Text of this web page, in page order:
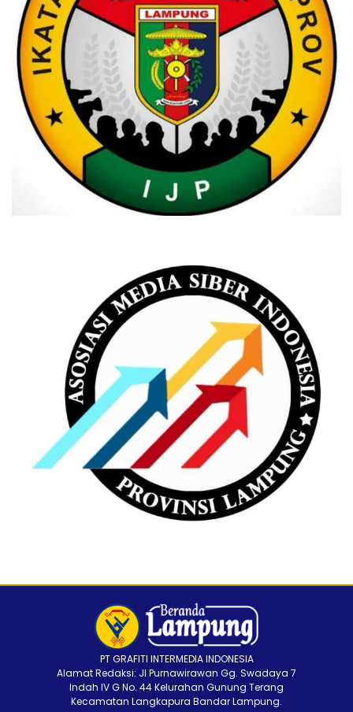
PT GRAFITI INTERMEDIA INDONESIA
Alamat Redaksi: Jl Purnawirawan Gg. Swadaya 7
Indah IV G No. 44 Kelurahan Gunung Terang
Kecamatan Langkapura Bandar Lampung.